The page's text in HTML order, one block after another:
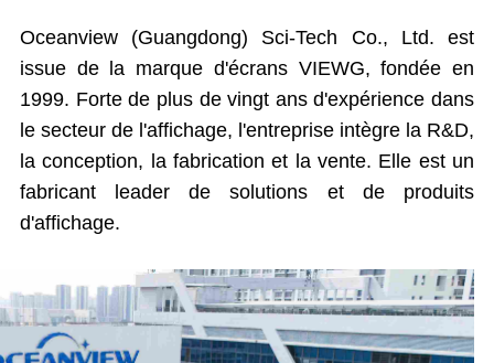
Oceanview (Guangdong) Sci-Tech Co., Ltd. est
issue de la marque d'écrans VIEWG, fondée en
1999. Forte de plus de vingt ans d'expérience dans
le secteur de l'affichage, l'entreprise intègre la R&D,
la conception, la fabrication et la vente. Elle est un
fabricant leader de solutions et de produits
d'affichage.